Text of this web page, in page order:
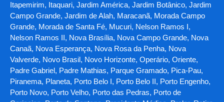
Itapemirim, Itaquari, Jardim América, Jardim Botânico, Jardim
Campo Grande, Jardim de Alah, Maracanã, Morada Campo
Grande, Morada de Santa Fé, Mucuri, Nelson Ramos I,
Nelson Ramos II, Nova Brasília, Nova Campo Grande, Nova
Canaã, Nova Esperança, Nova Rosa da Penha, Nova
Valverde, Novo Brasil, Novo Horizonte, Operário, Oriente,
Padre Gabriel, Padre Mathias, Parque Gramado, Pica-Pau,
Piranema, Planeta, Porto Belo I, Porto Belo II, Porto Engenho,
Porto Novo, Porto Velho, Porto das Pedras, Porto de